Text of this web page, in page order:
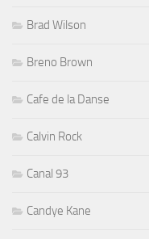
Brad Wilson
Breno Brown
Cafe de la Danse
Calvin Rock
Canal 93
Candye Kane